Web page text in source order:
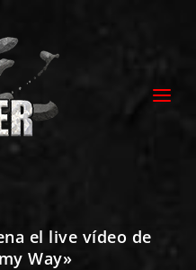
el live vídeo de
Way»